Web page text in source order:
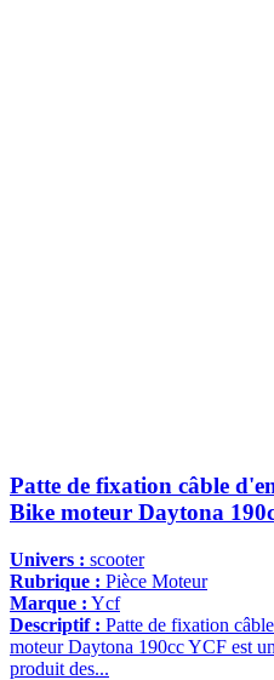
Patte de fixation câble
Bike moteur Daytona
Univers : scooter
Rubrique : Pièce Moteur
Marque : Ycf
Descriptif : Patte de fixation
moteur Daytona 190cc YCF est
produit des...